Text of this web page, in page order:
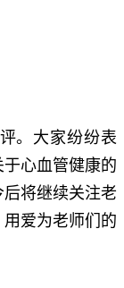
。大家纷纷表
心血管健康的
将继续关注老
爱为老师们的